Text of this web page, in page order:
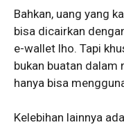
Bahkan, uang yang
bisa dicairkan
e-wallet lho. Tapi
bukan buatan dalam
hanya bisa
Kelebihan lainnya